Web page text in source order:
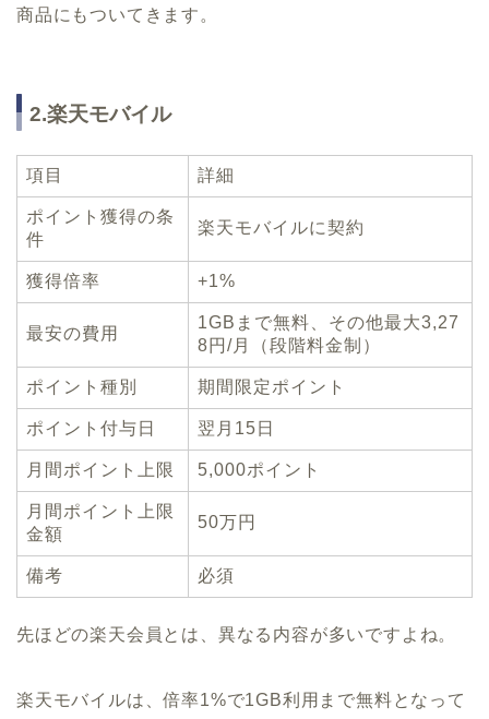
商品にもついてきます。
2.楽天モバイル
項目 詳細
ポイント獲得の条
件
楽天モバイルに契約
獲得倍率 +1%
最安の費用
1GBまで無料、その他最大3,27
8円/月（段階料金制）
ポイント種別 期間限定ポイント
ポイント付与日 翌月15日
月間ポイント上限 5,000ポイント
月間ポイント上限
金額
50万円
備考 必須
先ほどの楽天会員とは、異なる内容が多いですよね。
楽天モバイルは、倍率1%で1GB利用まで無料となって